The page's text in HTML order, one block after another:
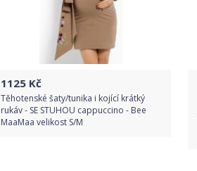
1125 Kč
Těhotenské šaty/tunika i kojící krátký
rukáv - SE STUHOU cappuccino - Bee
MaaMaa velikost S/M